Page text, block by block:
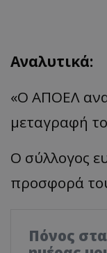
Αναλυτικά:
«Ο ΑΠΟΕΛ
μεταγραφή
Ο σύλλογος
προσφορά
Πόνος